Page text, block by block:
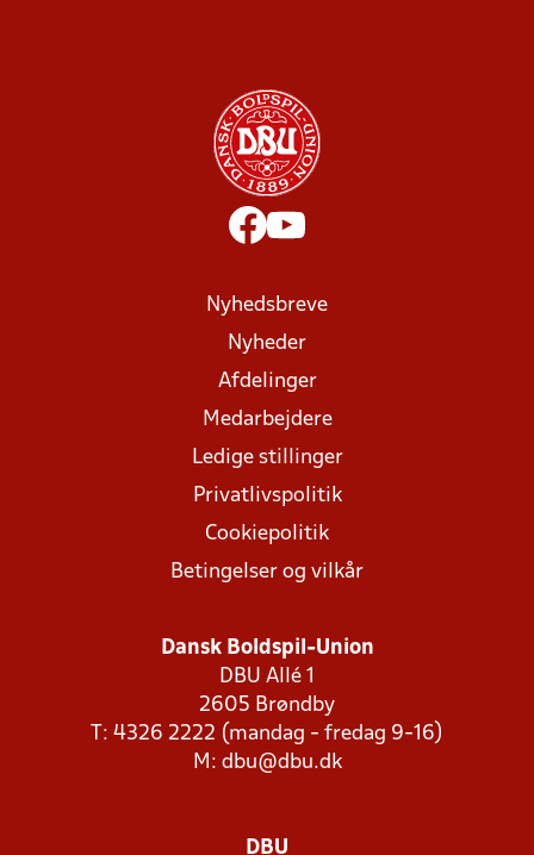
Nyhedsbreve
Nyheder
Afdelinger
Medarbejdere
Ledige stillinger
Privatlivspolitik
Cookiepolitik
Betingelser og vilkår
Dansk Boldspil-Union
DBU Allé 1
2605 Brøndby
T: 4326 2222 (mandag - fredag 9-16)
M: dbu@dbu.dk
DBU